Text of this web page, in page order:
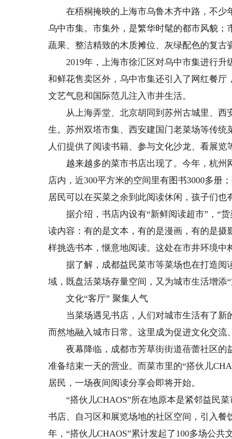
在梧桐掩映的上海市乌鲁木齐中路，不少
乌中市集。市集外，是繁华时髦的都市风貌
蔬果、整洁精致的木质摊位、灰绿配色的复古
2019年，上海市徐汇区对乌中市集进行升
和鲜花售卖区外，乌中市集还引入了网红餐
文艺气息和国际范儿注入市井生活。
从上海弄堂、北京胡同到苏州古城里、西
生。苏州双塔市集、西安建国门老菜场等传
人们提供了阅读书籍、参与文化沙龙、看展览
越来越多的菜市书店出现了。今年，杭州
店内，近300平方米的空间里有图书3000多册
居民可以在买菜之余到此阅读休闲，孩子们也
据介绍，书店内设有“新鲜阅读超市”，“货
读内容：有的是文本，有的是漫画，有的是
样挑选书本，惬意地阅读。这处在市井环境中
据了解，成都益民菜市等菜场也在打造阅
域，既盘活菜场存量空间，又为城市生活增添“
文化“客厅” 聚集人气
当菜场遇见书店，人们对城市生活有了新
而然地融入城市日常。这里成为促进文化交流
夜幕降临，成都市芳草街街道蓓蕾社区的
准备结束一天的营业。而菜市里的“搭伙儿
居民，一场夜间阅读分享会即将开始。
“搭伙儿CHAOS”所在地原本是紧邻益民菜
书店、自习区和展览场地的社区空间，引入
年，“搭伙儿CHAOS”累计发起了100多场公共